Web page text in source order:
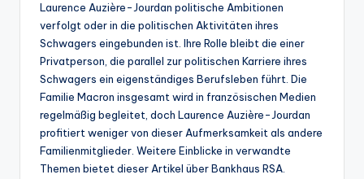
Laurence Auzière-Jourdan politische Ambitionen
verfolgt oder in die politischen Aktivitäten ihres
Schwagers eingebunden ist. Ihre Rolle bleibt die einer
Privatperson, die parallel zur politischen Karriere ihres
Schwagers ein eigenständiges Berufsleben führt. Die
Familie Macron insgesamt wird in französischen Medien
regelmäßig begleitet, doch Laurence Auzière-Jourdan
profitiert weniger von dieser Aufmerksamkeit als andere
Familienmitglieder. Weitere Einblicke in verwandte
Themen bietet dieser Artikel über Bankhaus RSA.